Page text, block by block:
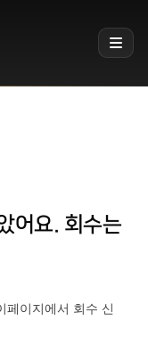
어요. 회수는
페이지에서 회수 신